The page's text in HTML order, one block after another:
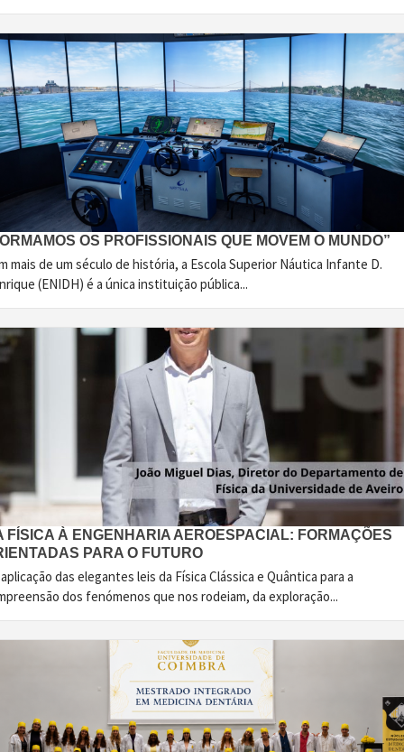
OS PROFISSIONAIS QUE MOVEM O MUNDO”
mais de um século de história, a Escola Superior Náutica Infante D.
(ENIDH) é a única instituição pública...
FÍSICA À ENGENHARIA AEROESPACIAL: FORMAÇÕES
PARA O FUTURO
das elegantes leis da Física Clássica e Quântica para a
dos fenómenos que nos rodeiam, da exploração...